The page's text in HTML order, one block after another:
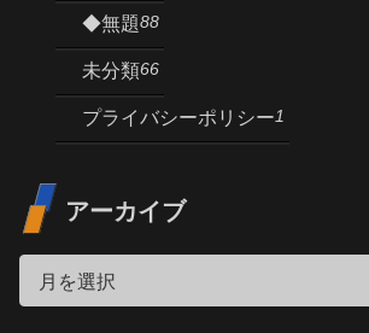
◆無題88
未分類66
プライバシーポリシー1
アーカイブ